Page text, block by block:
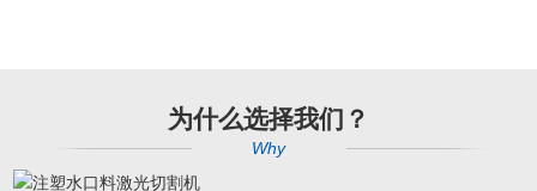
为什么选择我们？
Why